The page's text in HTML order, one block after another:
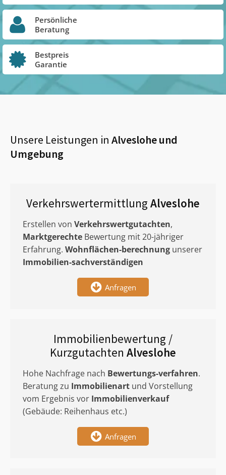
Persönliche
Beratung
Bestpreis
Garantie
Unsere Leistungen in Alvesloheund
Umgebung
Verkehrswertermittlung Alveslohe
Erstellen von Verkehrswertgutachten,
Marktgerechte Bewertung mit 20-jähriger
Erfahrung. Wohnflächen-berechnung unserer
Immobilien-sachverständigen
Anfragen
Immobilienbewertung /
Kurzgutachten Alveslohe
Hohe Nachfrage nach Bewertungs-verfahren.
Beratung zu Immobilienart und Vorstellung
vom Ergebnis vor Immobilienverkauf
(Gebäude: Reihenhaus etc.)
Anfragen